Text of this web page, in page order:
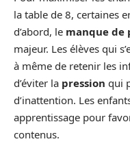
la table de 8, certaines
d’abord, le manque de
majeur. Les élèves qui
à même de retenir les
d’éviter la pression qui
d’inattention. Les
apprentissage pour
contenus.